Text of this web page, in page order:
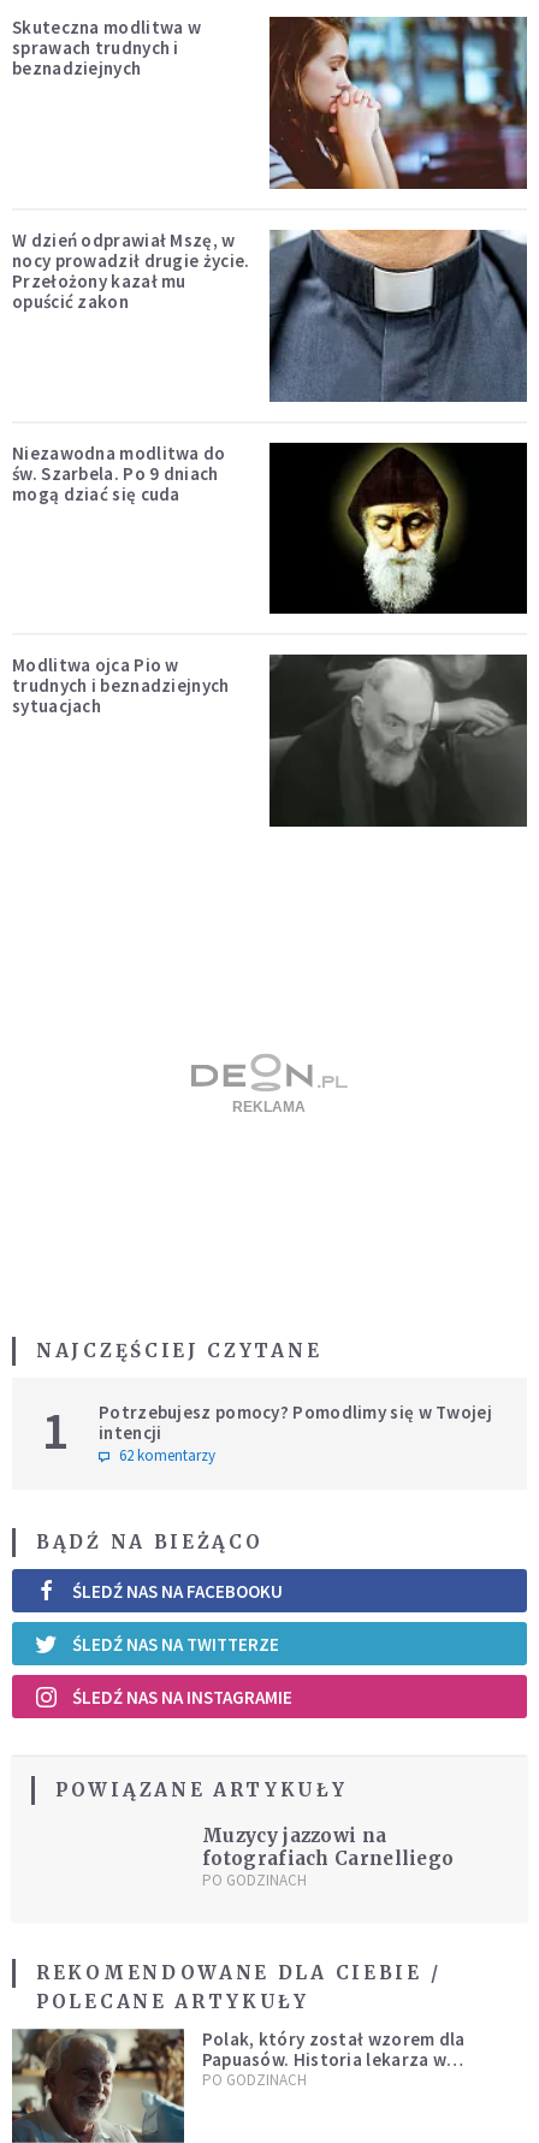
Skuteczna modlitwa w
sprawach trudnych i
beznadziejnych
W dzień odprawiał Mszę, w
nocy prowadził drugie życie.
Przełożony kazał mu
opuścić zakon
Niezawodna modlitwa do
św. Szarbela. Po 9 dniach
mogą dziać się cuda
Modlitwa ojca Pio w
trudnych i beznadziejnych
sytuacjach
NAJCZĘŚCIEJ CZYTANE
1
Potrzebujesz pomocy? Pomodlimy się w Twojej
intencji
62 komentarzy
BĄDŹ NA BIEŻĄCO
ŚLEDŹ NAS NA FACEBOOKU
ŚLEDŹ NAS NA TWITTERZE
ŚLEDŹ NAS NA INSTAGRAMIE
POWIĄZANE ARTYKUŁY
Muzycy jazzowi na
fotografiach Carnelliego
PO GODZINACH
REKOMENDOWANE DLA CIEBIE /
POLECANE ARTYKUŁY
Polak, który został wzorem dla
Papuasów. Historia lekarza w
sutannie, który uleczył dżunglę
PO GODZINACH